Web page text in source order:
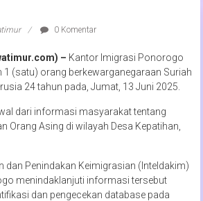
0 Komentar
– Kantor Imigrasi Ponorogo
(satu) orang berkewarganegaraan Suriah
24 tahun pada, Jumat, 13 Juni 2025.
dari informasi masyarakat tentang
Orang Asing di wilayah Desa Kepatihan,
dan Penindakan Keimigrasian (Inteldakim)
menindaklanjuti informasi tersebut
dan pengecekan database pada